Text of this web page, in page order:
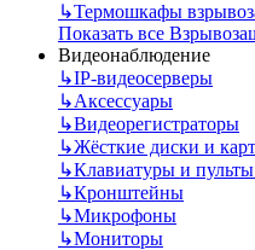
↳Термошкафы
Показать все
Видеонаблюдение
↳IP-видеосерверы
↳Аксессуары
↳Видеорегистраторы
↳Жёсткие диски и
↳Клавиатуры и
↳Кронштейны
↳Микрофоны
↳Мониторы